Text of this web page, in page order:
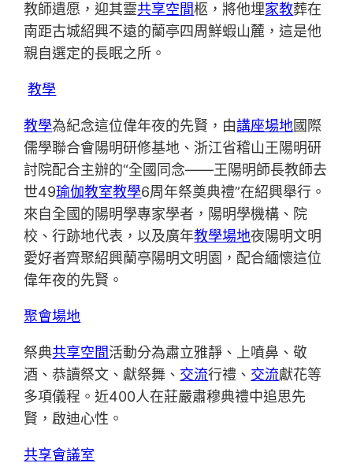
教師遺愿，迎其靈共享空間柩，將他埋家教葬在
南距古城紹興不遠的蘭亭四周鮮蝦山麓，這是他
親自選定的長眠之所。
教學
教學為紀念這位偉年夜的先賢，由講座場地國際
儒學聯合會陽明研修基地、浙江省稽山王陽明研
討院配合主辦的“全國同念——王陽明師長教師去
世49瑜伽教室教學6周年祭奠典禮”在紹興舉行。
來自全國的陽明學專家學者，陽明學機構、院
校、行跡地代表，以及廣年教學場地夜陽明文明
愛好者齊聚紹興蘭亭陽明文明園，配合緬懷這位
偉年夜的先賢。
聚會場地
祭典共享空間活動分為肅立雅靜、上噴鼻、敬
酒、恭讀祭文、獻祭舞、 交流行禮、 交流獻花等
多項儀程。近400人在莊嚴肅穆典禮中追思先
賢，啟迪心性。
共享會議室